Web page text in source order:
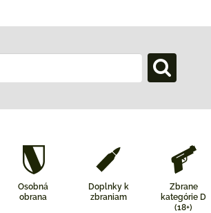
Osobná
obrana
Doplnky k
zbraniam
Zbrane
kategórie D
(18+)